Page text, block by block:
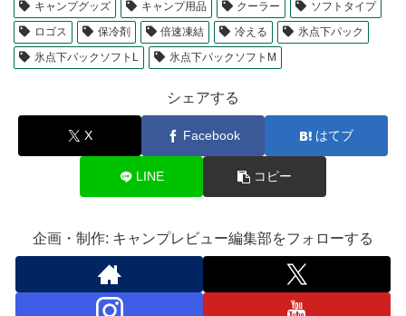
キャンプグッズ キャンプ用品 クーラー
ソフトタイプ
ロゴス
保冷剤 倍速凍結 冷える
氷点下パック
氷点下パックソフトL
氷点下パックソフトM
シェアする
X Facebook はてブ
LINE コピー
企画・制作: キャンプレビュー編集部をフォローする